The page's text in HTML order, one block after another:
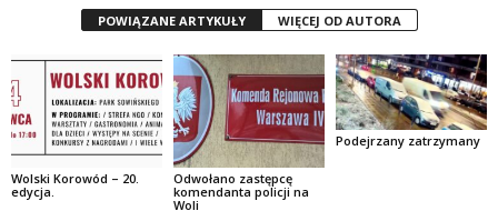
POWIĄZANE ARTYKUŁY WIĘCEJ OD AUTORA
Wolski Korowód – 20.
edycja.
Odwołano zastępcę
komendanta policji na
Woli
Podejrzany zatrzymany